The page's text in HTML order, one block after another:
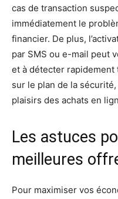
cas de transaction
immédiatement le
financier. De plus,
par SMS ou e-mail peut
et à détecter rapidement
sur le plan de la
plaisirs des achats en
Les astuces
meilleures
Pour maximiser vos